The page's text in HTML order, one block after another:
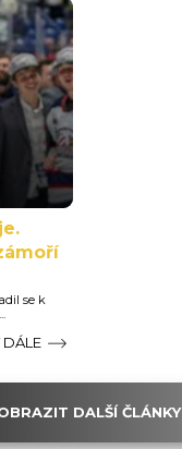
se k
DÁLE
DALŠÍ ČLÁNKY